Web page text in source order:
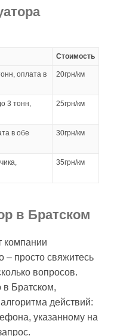
Стоимость
оплата в
20грн/км
3 тонн,
25грн/км
в обе
30грн/км
35грн/км
в Братском
компании
– просто свяжитесь
вопросов.
в Братском,
действий:
указанному на